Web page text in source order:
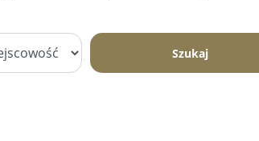
Szukaj